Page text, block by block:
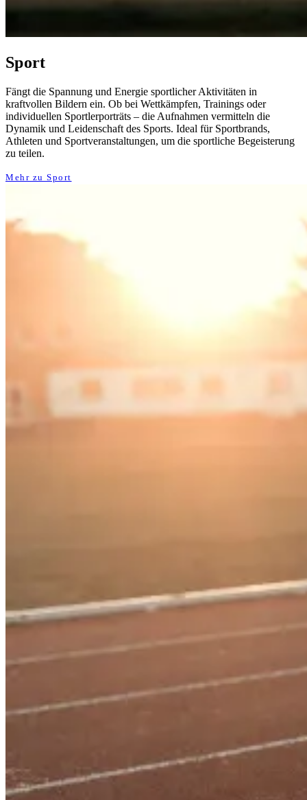
Sport
Fängt die Spannung und Energie sportlicher Aktivitäten in
kraftvollen Bildern ein. Ob bei Wettkämpfen, Trainings oder
individuellen Sportlerporträts – die Aufnahmen vermitteln die
Dynamik und Leidenschaft des Sports. Ideal für Sportbrands,
Athleten und Sportveranstaltungen, um die sportliche Begeisterung
zu teilen.
Mehr zu Sport